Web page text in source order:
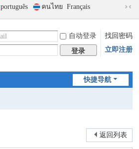
português คนไทย Français
到
版
自动登录
找回密码
登录 立即注册
快捷导航
返回列表